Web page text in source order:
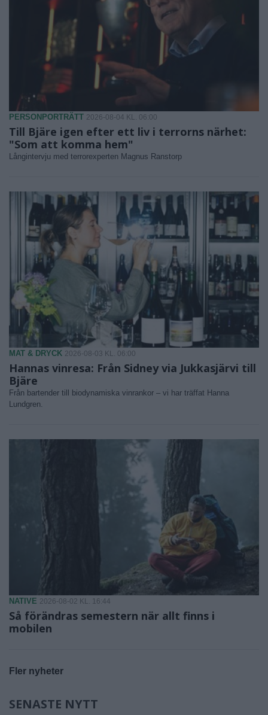
PERSONPORTRÄTT 2026-08-04 KL. 06:00
Till Bjäre igen efter ett liv i terrorns närhet:
"Som att komma hem"
Långintervju med terrorexperten Magnus Ranstorp
MAT & DRYCK 2026-08-03 KL. 06:00
Hannas vinresa: Från Sidney via Jukkasjärvi till
Bjäre
Från bartender till biodynamiska vinrankor – vi har träffat Hanna
Lundgren.
NATIVE 2026-08-02 KL. 16:44
Så förändras semestern när allt finns i
mobilen
Fler nyheter
SENASTE NYTT